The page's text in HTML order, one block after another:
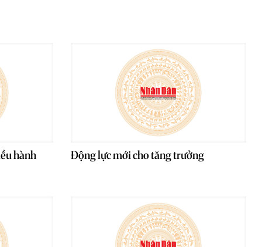
hành Động lực mới cho tăng trưởng